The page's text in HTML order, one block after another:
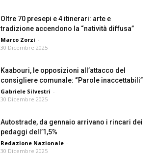
Oltre 70 presepi e 4 itinerari: arte e
tradizione accendono la “natività diffusa”
Marco Zorzi -
30 Dicembre 2025
Kaabouri, le opposizioni all’attacco del
consigliere comunale: “Parole inaccettabili”
Gabriele Silvestri -
30 Dicembre 2025
Autostrade, da gennaio arrivano i rincari dei
pedaggi dell’1,5%
Redazione Nazionale -
30 Dicembre 2025